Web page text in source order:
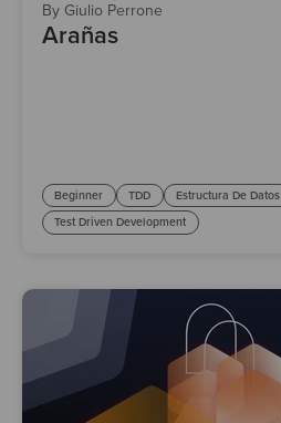
By Giulio Perrone
Arañas
Beginner TDD Estructura De Datos
Test Driven Development